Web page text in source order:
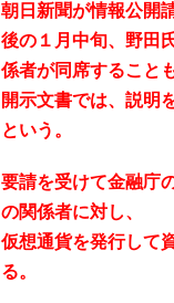
朝日新聞が情報公開
後の１月中旬、野田
係者が同席すること
開示文書では、説明
という。
要請を受けて金融庁
の関係者に対し、
仮想通貨を発行して
る。